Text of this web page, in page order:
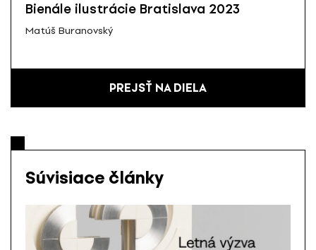
Bienále ilustrácie Bratislava 2023
Matúš Buranovský
PREJSŤ NA DIELA
Súvisiace články